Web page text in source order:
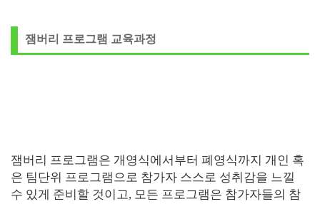
잼버리 프로그램 교육과정
잼버리 프로그램은 개영식에서부터 폐영식까지 개인 혹
은 팀단위 프로그램으로 참가자 스스로 성취감을 느낄
수 있게 준비할 것이고, 모든 프로그램은 참가자들의 참